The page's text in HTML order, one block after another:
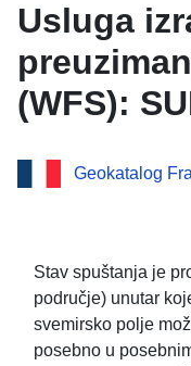
Usluga
(WFS):
prolaska
za
Geokatalog
Stav spuštanja je
područje) unutar
svemirsko polje
posebno u